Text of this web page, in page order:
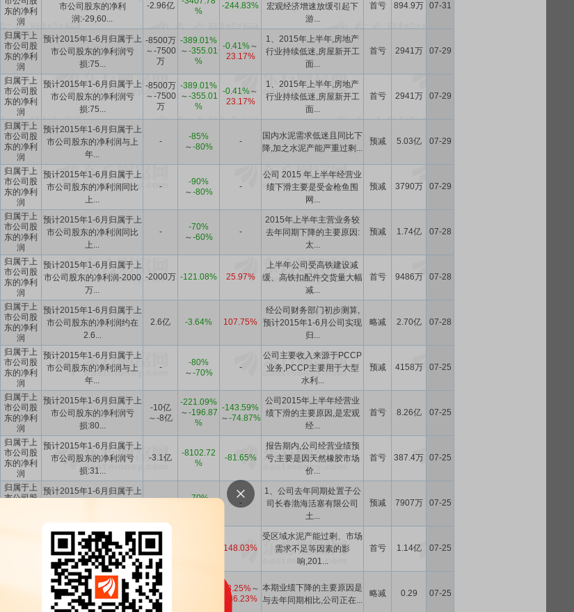
东的净利
润
市公司股东的净利
润:-29,60...
-2.96亿
%
-244.83%
宏观经济增速放缓引起下
游...
首亏 894.9万 07-31
归属于上
市公司股
东的净利
润
预计2015年1-6月归属于上
市公司股东的净利润亏
损:75...
-8500万
～-7500
万
-389.01%
～-355.01
%
-0.41%～
23.17%
1、2015年上半年,房地产
行业持续低迷,房屋新开工
面...
首亏 2941万 07-29
归属于上
市公司股
东的净利
润
预计2015年1-6月归属于上
市公司股东的净利润亏
损:75...
-8500万
～-7500
万
-389.01%
～-355.01
%
-0.41%～
23.17%
1、2015年上半年,房地产
行业持续低迷,房屋新开工
面...
首亏 2941万 07-29
归属于上
市公司股
东的净利
润
预计2015年1-6月归属于上
市公司股东的净利润与上
年...
-
-85%
～-80%
-
国内水泥需求低迷且同比下
降,加之水泥产能严重过剩...
预减 5.03亿 07-29
归属于上
市公司股
东的净利
润
预计2015年1-6月归属于上
市公司股东的净利润同比
上...
-
-90%
～-80%
-
公司 2015 年上半年经营业
绩下滑主要是受金枪鱼围
网...
预减 3790万 07-29
归属于上
市公司股
东的净利
润
预计2015年1-6月归属于上
市公司股东的净利润同比
上...
-
-70%
～-60%
-
2015年上半年主营业务较
去年同期下降的主要原因:
太...
预减 1.74亿 07-28
归属于上
市公司股
东的净利
润
预计2015年1-6月归属于上
市公司股东的净利润-2000
万...
-2000万 -121.08% 25.97%
上半年公司受高铁建设减
缓、高铁扣配件交货量大幅
减...
首亏 9486万 07-28
归属于上
市公司股
东的净利
润
预计2015年1-6月归属于上
市公司股东的净利润约在
2.6...
2.6亿 -3.64% 107.75%
经公司财务部门初步测算,
预计2015年1-6月公司实现
归...
略减 2.70亿 07-28
归属于上
市公司股
东的净利
润
预计2015年1-6月归属于上
市公司股东的净利润与上
年...
-
-80%
～-70%
-
公司主要收入来源于PCCP
业务,PCCP主要用于大型
水利...
预减 4158万 07-25
归属于上
市公司股
东的净利
润
预计2015年1-6月归属于上
市公司股东的净利润亏
损:80...
-10亿
～-8亿
-221.09%
～-196.87
%
-143.59%
～-74.87%
公司2015年上半年经营业
绩下滑的主要原因,是宏观
经...
首亏 8.26亿 07-25
归属于上
市公司股
东的净利
润
预计2015年1-6月归属于上
市公司股东的净利润亏
损:31...
-3.1亿
-8102.72
%
-81.65%
报告期内,公司经营业绩预
亏,主要是因天然橡胶市场
价...
首亏 387.4万 07-25
归属于上
市公司股
预计2015年1-6月归属于上
-70%
-
1、公司去年同期处置子公
司长春渤海活塞有限公司
土...
预减 7907万 07-25
预计2015年1-6月归属于上
市公司股东的净利润亏
损:42...
-4200万 148.03%
受区域水泥产能过剩、市场
需求不足等因素的影
响,201...
首亏 1.14亿 07-25
预计2015年1-6月每股收益
盈利:约 0.2283 元-0.2710
...
0.2283
～0.271
83.25%～
136.23%
本期业绩下降的主要原因是
与去年同期相比,公司正在...
略减 0.29 07-25